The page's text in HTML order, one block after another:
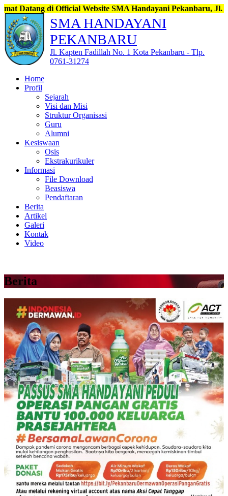
di Official Website SMA Handayani Pekanbaru, Jl. Kapten
SMA HANDAYANI
PEKANBARU
Jl. Kapten Fadillah No. 1 Kota Pekanbaru - Tlp.
0761-31274
Home
Profil
Sejarah
Visi dan Misi
Struktur Organisasi
Guru
Alumni
Kesiswaan
Osis
Ekstrakurikuler
Informasi
File Download
Beasiswa
Pendaftaran
Berita
Artikel
Galeri
Kontak
Video
Berita